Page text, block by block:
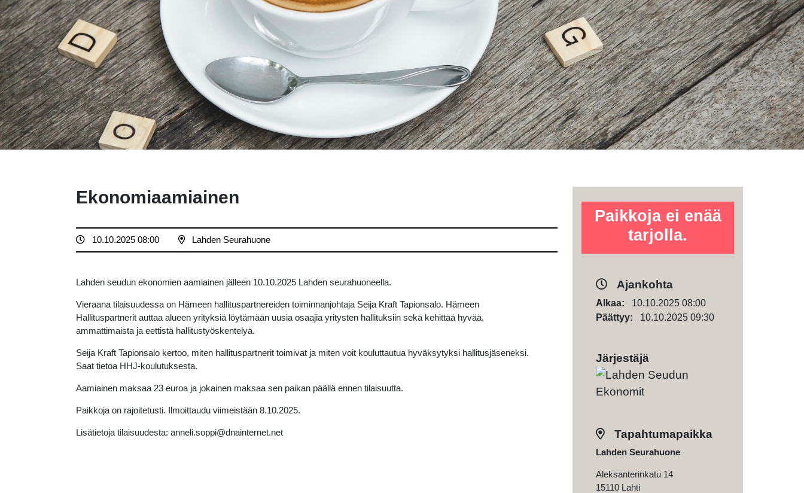
Ekonomiaamiainen
10.10.2025 08:00 Lahden Seurahuone
Lahden seudun ekonomien aamiainen jälleen 10.10.2025 Lahden seurahuoneella.
Vieraana tilaisuudessa on Hämeen hallituspartnereiden toiminnanjohtaja Seija Kraft Tapionsalo. Hämeen
Hallituspartnerit auttaa alueen yrityksiä löytämään uusia osaajia yritysten hallituksiin sekä kehittää hyvää,
ammattimaista ja eettistä hallitustyöskentelyä.
Seija Kraft Tapionsalo kertoo, miten hallituspartnerit toimivat ja miten voit kouluttautua hyväksytyksi hallitusjäseneksi.
Saat tietoa HHJ-koulutuksesta.
Aamiainen maksaa 23 euroa ja jokainen maksaa sen paikan päällä ennen tilaisuutta.
Paikkoja on rajoitetusti. Ilmoittaudu viimeistään 8.10.2025.
Lisätietoja tilaisuudesta: anneli.soppi@dnainternet.net
Paikkoja ei enää
tarjolla.
Ajankohta
Alkaa: 10.10.2025 08:00
Päättyy: 10.10.2025 09:30
Järjestäjä
Tapahtumapaikka
Lahden Seurahuone
Aleksanterinkatu 14
15110 Lahti